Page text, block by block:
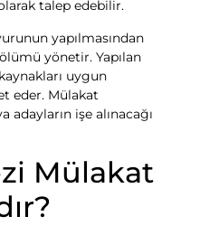
talep edebilir.
yapılmasından
yönetir. Yapılan
uygun
eder. Mülakat
adayların işe alınacağı
Mülakat